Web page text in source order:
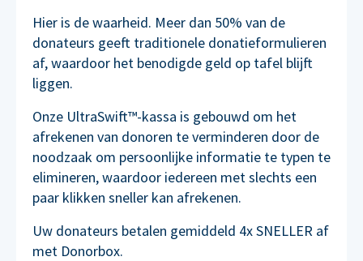
Hier is de waarheid. Meer dan 50% van de
donateurs geeft traditionele donatieformulieren
af, waardoor het benodigde geld op tafel blijft
liggen.
Onze UltraSwift™-kassa is gebouwd om het
afrekenen van donoren te verminderen door de
noodzaak om persoonlijke informatie te typen te
elimineren, waardoor iedereen met slechts een
paar klikken sneller kan afrekenen.
Uw donateurs betalen gemiddeld 4x SNELLER af
met Donorbox.